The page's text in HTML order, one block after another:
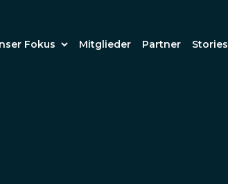
Fokus Mitglieder Partner Stories